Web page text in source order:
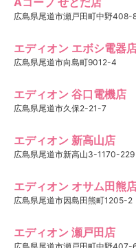
広島県尾道市瀬戸田町中野408-
エディオン エボシ電器
広島県尾道市向島町9012-4
エディオン 谷口電機店
広島県尾道市久保2-21-7
エディオン 新高山店
広島県尾道市新高山3-1170-229
エディオン オサム田熊
広島県尾道市因島田熊町1205-2
エディオン 瀬戸田店